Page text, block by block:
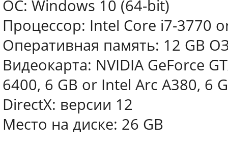
ОС: Windows 10 (64-bit)
Процессор: Intel Core i7-3770
Оперативная память: 12 GB
Видеокарта: NVIDIA GeForce
6400, 6 GB or Intel Arc A380, 6
DirectX: версии 12
Место на диске: 26 GB